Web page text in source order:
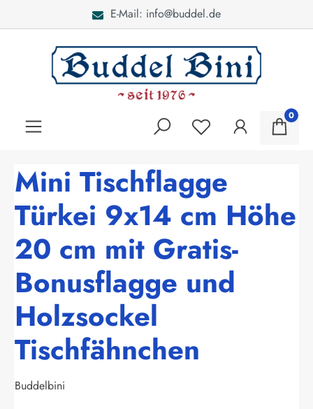
E-Mail: info@buddel.de
0
Mini Tischflagge
Türkei 9x14 cm Höhe
20 cm mit Gratis-
Bonusflagge und
Holzsockel
Tischfähnchen
Buddelbini